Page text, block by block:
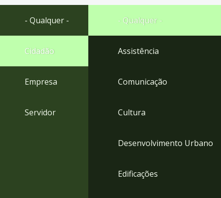
Ir
rodapé
- Qualquer -
Cidadão
Empresa
Servidor
- Qualquer -
Assistência
Comunicação
Cultura
Desenvolvimento Urbano
Edificações